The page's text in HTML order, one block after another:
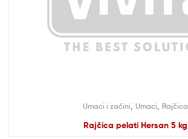
Umaci i začini Umaci Rajčica
Rajčica pelati Hersan 5 kg